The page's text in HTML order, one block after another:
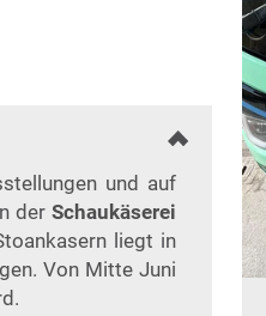
und auf
der Schaukäserei
liegt in
Von Mitte Juni